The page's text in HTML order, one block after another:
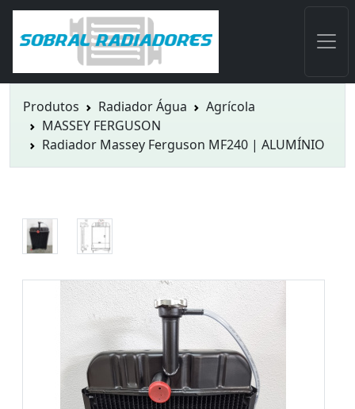
Produtos Radiador Água
Agrícola
MASSEY FERGUSON
Radiador Massey Ferguson MF240 | ALUMÍNIO